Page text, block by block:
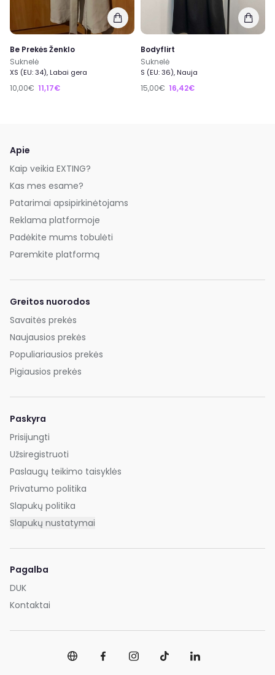
Be Prekės Ženklo
Suknelė
XS (EU: 34), Labai gera
10,00€ 11,17€
Bodyflirt
Suknelė
S (EU: 36), Nauja
15,00€ 16,42€
Apie
Kaip veikia EXTING?
Kas mes esame?
Patarimai apsipirkinėtojams
Reklama platformoje
Padėkite mums tobulėti
Paremkite platformą
Greitos nuorodos
Savaitės prekės
Naujausios prekės
Populiariausios prekės
Pigiausios prekės
Paskyra
Prisijungti
Užsiregistruoti
Paslaugų teikimo taisyklės
Privatumo politika
Slapukų politika
Slapukų nustatymai
Pagalba
DUK
Kontaktai